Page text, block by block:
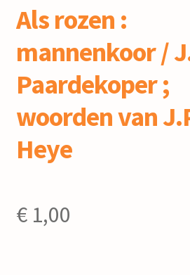
Als rozen :
mannenkoor /
Paardekoper ;
woorden van
Heye
€1,00